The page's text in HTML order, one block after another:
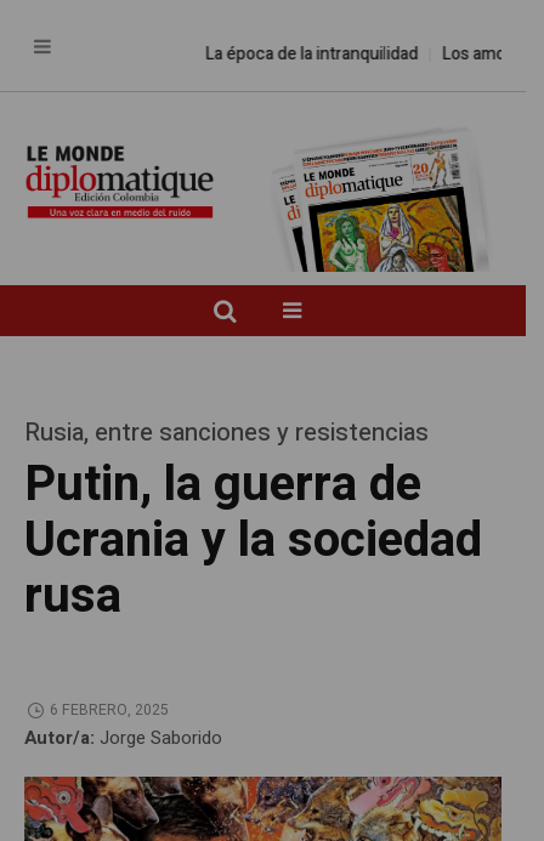
La época de la intranquilidad Los amos del
Rusia, entre sanciones y resistencias
Putin, la guerra de
Ucrania y la sociedad
rusa
6 FEBRERO, 2025
Autor/a: Jorge Saborido